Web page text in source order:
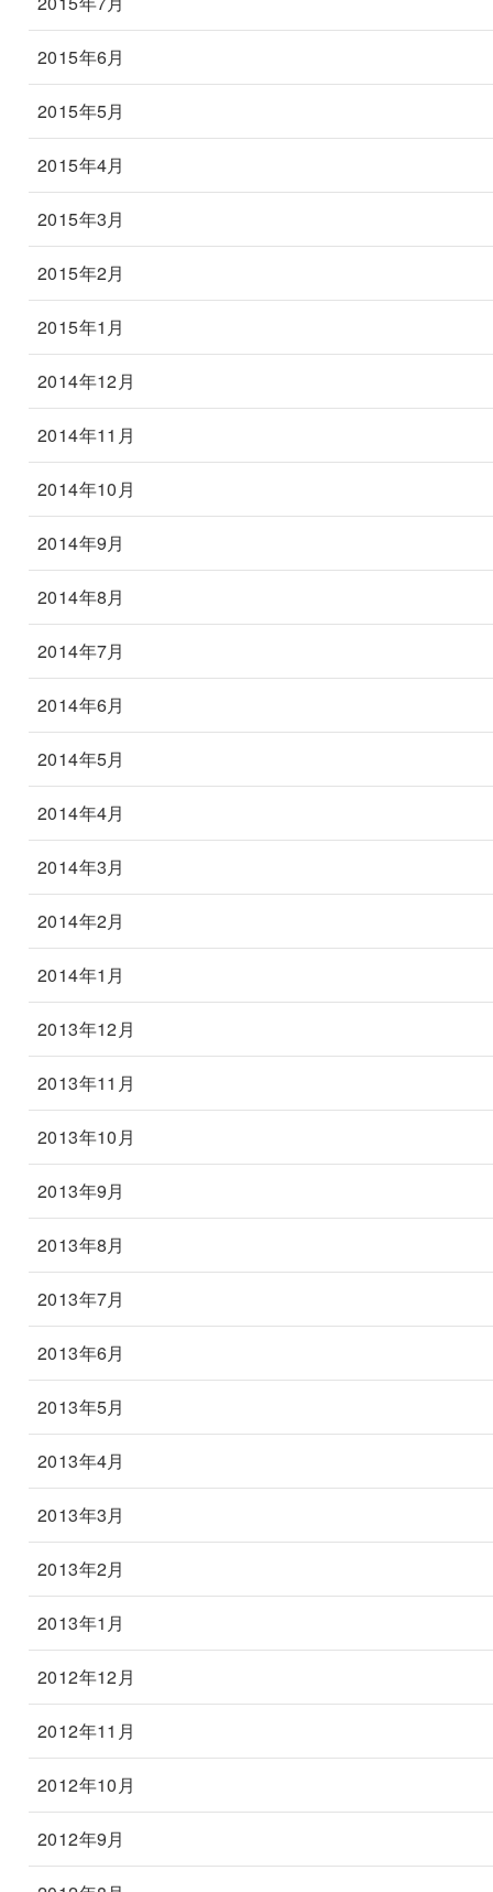
2015年6月
2015年5月
2015年4月
2015年3月
2015年2月
2015年1月
2014年12月
2014年11月
2014年10月
2014年9月
2014年8月
2014年7月
2014年6月
2014年5月
2014年4月
2014年3月
2014年2月
2014年1月
2013年12月
2013年11月
2013年10月
2013年9月
2013年8月
2013年7月
2013年6月
2013年5月
2013年4月
2013年3月
2013年2月
2013年1月
2012年12月
2012年11月
2012年10月
2012年9月